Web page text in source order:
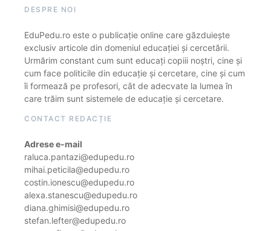
DESPRE NOI
EduPedu.ro este o publicație online care găzduiește
exclusiv articole din domeniul educației și cercetării.
Urmărim constant cum sunt educați copiii noștri, cine și
cum face politicile din educație și cercetare, cine și cum
îi formează pe profesori, cât de adecvate la lumea în
care trăim sunt sistemele de educație și cercetare.
CONTACT REDACȚIE
Adrese e-mail
raluca.pantazi@edupedu.ro
mihai.peticila@edupedu.ro
costin.ionescu@edupedu.ro
alexa.stanescu@edupedu.ro
diana.ghimisi@edupedu.ro
stefan.lefter@edupedu.ro